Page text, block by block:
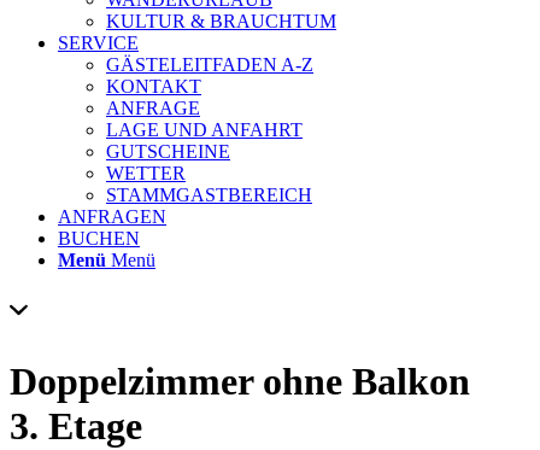
KULTUR & BRAUCHTUM
SERVICE
GÄSTELEITFADEN A-Z
KONTAKT
ANFRAGE
LAGE UND ANFAHRT
GUTSCHEINE
WETTER
STAMMGASTBEREICH
ANFRAGEN
BUCHEN
Menü Menü
Doppelzimmer ohne Balkon
3. Etage